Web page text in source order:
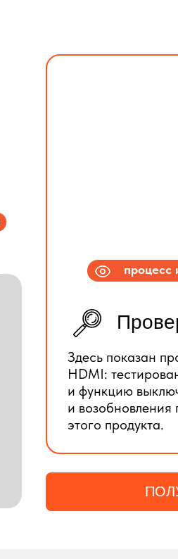
Здесь показан
HDMI:
и функцию
и
этого продукта.
процесс